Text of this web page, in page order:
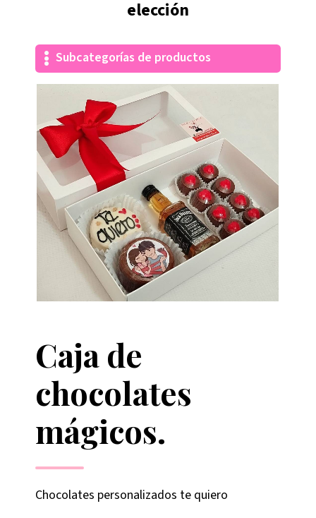
elección
Subcategorías de productos
Caja de
chocolates
mágicos.
Chocolates personalizados te quiero